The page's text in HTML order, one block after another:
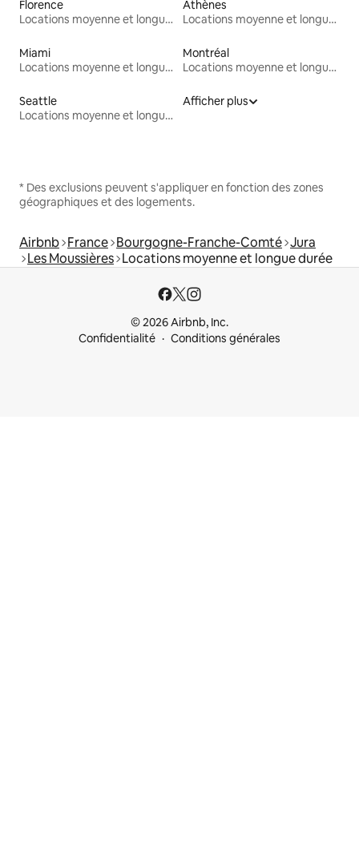
Florence
Locations moyenne et longue durée
Athènes
Locations moyenne et longue durée
Miami
Locations moyenne et longue durée
Montréal
Locations moyenne et longue durée
Seattle
Locations moyenne et longue durée
Afficher plus
* Des exclusions peuvent s'appliquer en fonction des zones
géographiques et des logements.
Airbnb France Bourgogne-Franche-Comté Jura
Les Moussières Locations moyenne et longue durée
© 2026 Airbnb, Inc.
Confidentialité
Conditions générales